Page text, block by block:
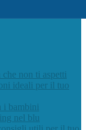
non ti aspetti
ideali per il tuo
i bambini
nel blu